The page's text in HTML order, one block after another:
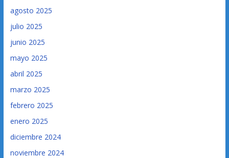
agosto 2025
julio 2025
junio 2025
mayo 2025
abril 2025
marzo 2025
febrero 2025
enero 2025
diciembre 2024
noviembre 2024